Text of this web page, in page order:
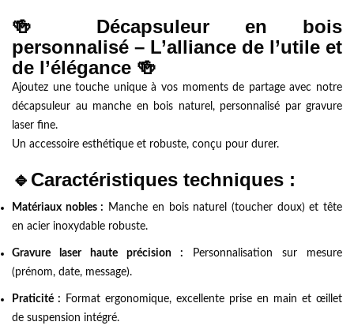
🍻 Décapsuleur en bois
personnalisé – L’alliance de l’utile et
de l’élégance 🍻
Ajoutez une touche unique à vos moments de partage avec notre
décapsuleur au manche en bois naturel, personnalisé par gravure
laser fine.
Un accessoire esthétique et robuste, conçu pour durer.
🔹 Caractéristiques techniques :
Matériaux nobles :
Manche en bois naturel (toucher doux) et tête
en acier inoxydable robuste.
Gravure laser haute précision : Personnalisation sur mesure
(prénom, date, message).
Praticité : Format ergonomique, excellente prise en main et œillet
de suspension intégré.